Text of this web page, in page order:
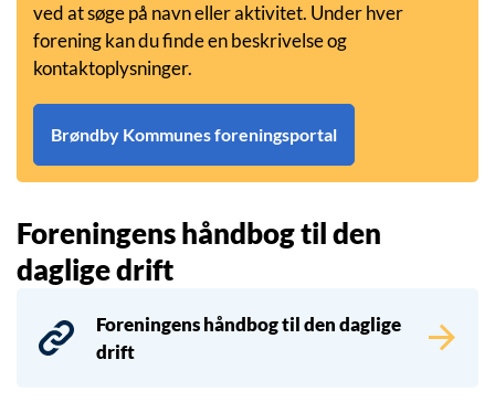
ved at søge på navn eller aktivitet. Under hver
forening kan du finde en beskrivelse og
kontaktoplysninger.
Brøndby Kommunes foreningsportal
Foreningens håndbog til den
daglige drift
Foreningens håndbog til den daglige
drift